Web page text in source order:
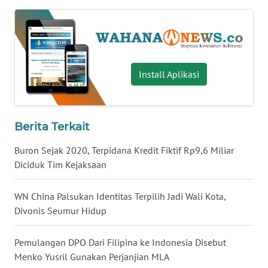
Install Aplikasi
Berita Terkait
Buron Sejak 2020, Terpidana Kredit Fiktif Rp9,6 Miliar
Diciduk Tim Kejaksaan
WN China Palsukan Identitas Terpilih Jadi Wali Kota,
Divonis Seumur Hidup
Pemulangan DPO Dari Filipina ke Indonesia Disebut
Menko Yusril Gunakan Perjanjian MLA
WN
BABEL
WN
SUMBAR
WN
WN
BENGKULU
WN
LAMPUNG
WN
JATENG